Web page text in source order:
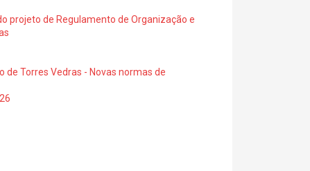
projeto de Regulamento de Organização e
de Torres Vedras - Novas normas de